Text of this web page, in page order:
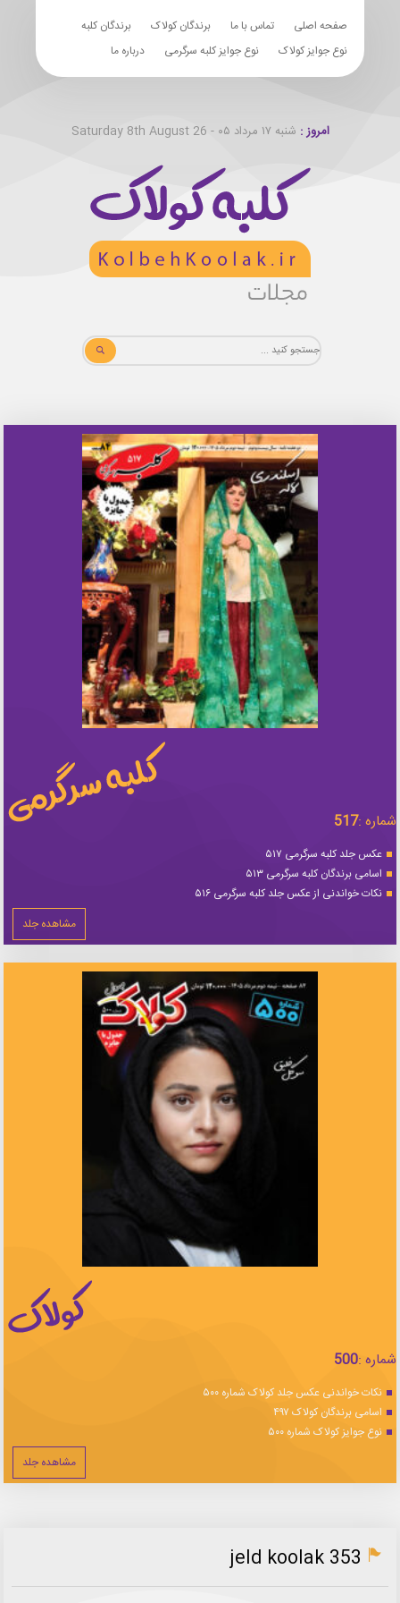
صفحه اصلی تماس با ما برندگان کولاک
برندگان کلبه
نوع جوایز کولاک
نوع جوایز کلبه سرگرمی درباره ما
امروز : شنبه ۱۷ مرداد ۰۵ - Saturday 8th August 26
شماره :517
عکس جلد کلبه سرگرمی ۵۱۷
اسامی برندگان کلبه سرگرمی ۵۱۳
نکات خواندنی از عکس جلد کلبه سرگرمی ۵۱۶
مشاهده جلد
شماره :500
نکات خواندنی عکس جلد کولاک شماره ۵۰۰
اسامی برندگان کولاک ۴۹۷
نوع جوایز کولاک شماره ۵۰۰
مشاهده جلد
jeld koolak 353